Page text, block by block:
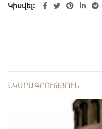
Կիսվել
ՆԿԱՐԱԳՐՈՒԹՅՈՒՆ